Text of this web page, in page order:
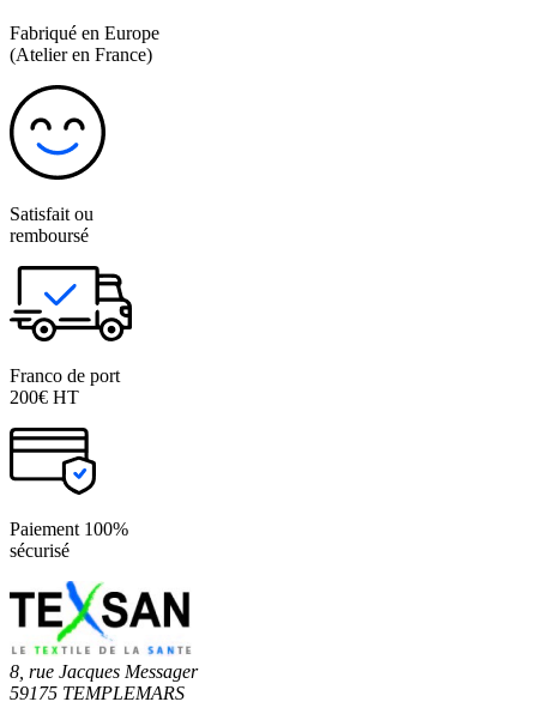
Fabriqué en Europe
(Atelier en France)
Satisfait ou
remboursé
Franco de port
200€ HT
Paiement 100%
sécurisé
8, rue Jacques Messager
59175 TEMPLEMARS